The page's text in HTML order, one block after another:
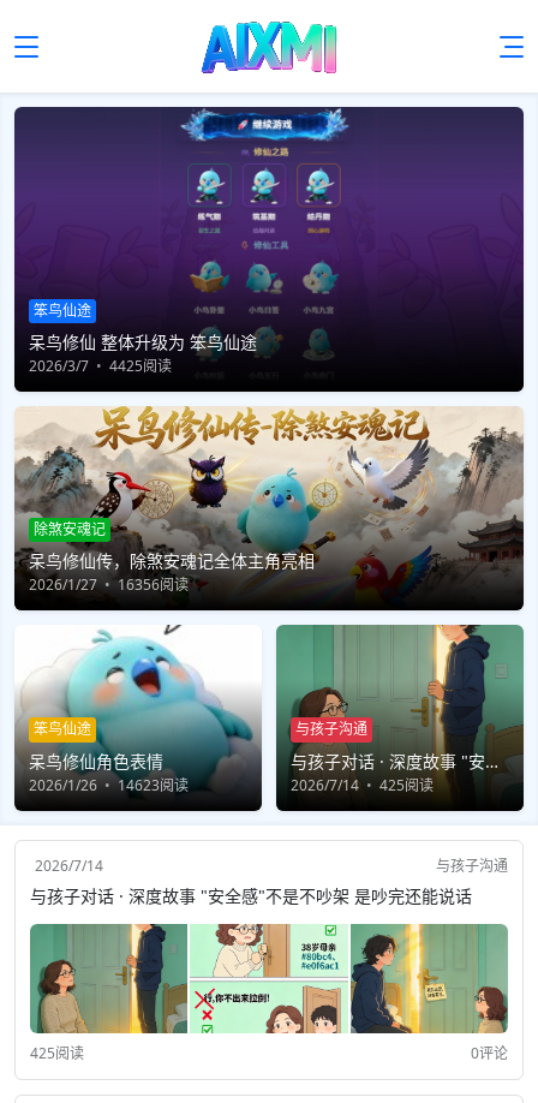
笨鸟仙途
呆鸟修仙 整体升级为 笨鸟仙途
2026/3/7 4425阅读
除煞安魂记
呆鸟修仙传，除煞安魂记全体主角亮相
2026/1/27 16356阅读
笨鸟仙途
呆鸟修仙角色表情
2026/1/26 14623阅读
与孩子沟通
与孩子对话 · 深度故事 "安全
感"不是不吵架 是吵完还能说
话
2026/7/14 425阅读
2026/7/14 与孩子沟通
与孩子对话 · 深度故事 "安全感"不是不吵架 是吵完还能说话
425阅读 0评论